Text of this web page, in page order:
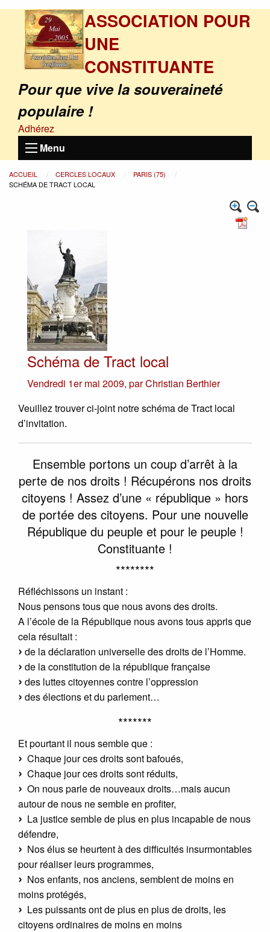
ASSOCIATION POUR
UNE
CONSTITUANTE
Pour que vive la souveraineté
populaire !
Adhérez
Menu
ACCUEIL CERCLES LOCAUX
PARIS (75)
SCHÉMA DE TRACT LOCAL
Schéma de Tract local
Vendredi 1er mai 2009, parChristian Berthier
Veuillez trouver ci-joint notre schéma de Tract local
d’invitation.
Ensemble portons un coup d’arrêt à la
perte de nos droits ! Récupérons nos droits
citoyens ! Assez d’une « république » hors
de portée des citoyens. Pour une nouvelle
République du peuple et pour le peuple !
Constituante !
********
Réfléchissons un instant :
Nous pensons tous que nous avons des droits.
A l’école de la République nous avons tous appris que
cela résultait :
de la déclaration universelle des droits de l’Homme.
de la constitution de la république française
des luttes citoyennes contre l’oppression
des élections et du parlement…
*******
Et pourtant il nous semble que :
Chaque jour ces droits sont bafoués,
Chaque jour ces droits sont réduits,
On nous parle de nouveaux droits…mais aucun
autour de nous ne semble en profiter,
La justice semble de plus en plus incapable de nous
défendre,
Nos élus se heurtent à des difficultés insurmontables
pour réaliser leurs programmes,
Nos enfants, nos anciens, semblent de moins en
moins protégés,
Les puissants ont de plus en plus de droits, les
citoyens ordinaires de moins en moins